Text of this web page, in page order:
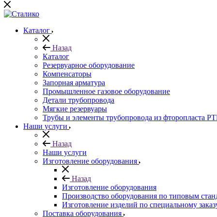
Каталог
Назад
Каталог
Резервуарное оборудование
Компенсаторы
Запорная арматура
Промышленное газовое оборудование
Детали трубопровода
Мягкие резервуары
Трубы и элементы трубопровода из фторопласта
Наши услуги
Назад
Наши услуги
Изготовление оборудования
Назад
Изготовление оборудования
Производство оборудования по типовым
Изготовление изделий по специальному
Поставка оборудования